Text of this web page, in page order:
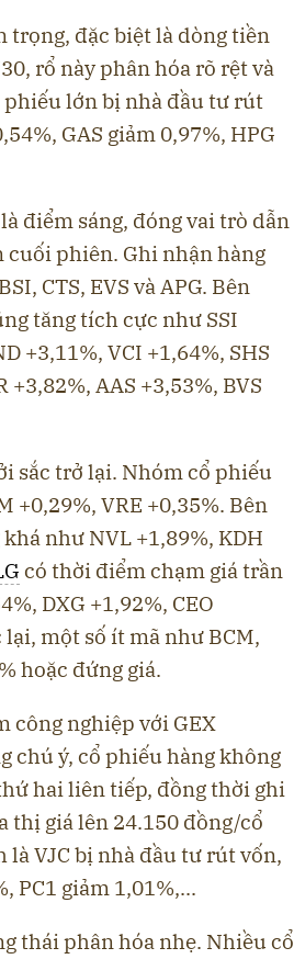
trọng, đặc biệt là dòng tiền
rổ này phân hóa rõ rệt và
lớn bị nhà đầu tư rút
GAS giảm 0,97%, HPG
điểm sáng, đóng vai trò dẫn
cuối phiên. Ghi nhận hàng
CTS, EVS và APG. Bên
tăng tích cực như SSI
+3,11%, VCI +1,64%, SHS
+3,82%, AAS +3,53%, BVS
sắc trở lại. Nhóm cổ phiếu
+0,29%, VRE +0,35%. Bên
như NVL +1,89%, KDH
có thời điểm chạm giá trần
DXG +1,92%, CEO
lại, một số ít mã như BCM,
hoặc đứng giá.
công nghiệp với GEX
chú ý, cổ phiếu hàng không
hai liên tiếp, đồng thời ghi
thị giá lên 24.150 đồng/cổ
VJC bị nhà đầu tư rút vốn,
PC1 giảm 1,01%,...
thái phân hóa nhẹ. Nhiều cổ